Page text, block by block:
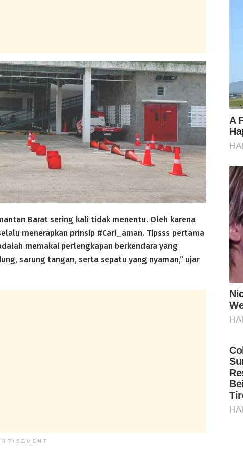
Barat sering kali tidak menentu. Oleh karena
menerapkan prinsip #Cari_aman. Tipsss pertama
memakai perlengkapan berkendara yang
sarung tangan, serta sepatu yang nyaman,” ujar